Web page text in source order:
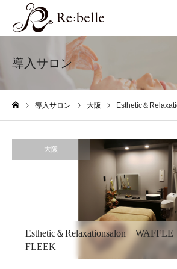
導入サロン
導入サロン 大阪 Esthetic＆
大阪
Esthetic＆Relaxationsalon
FLEEK